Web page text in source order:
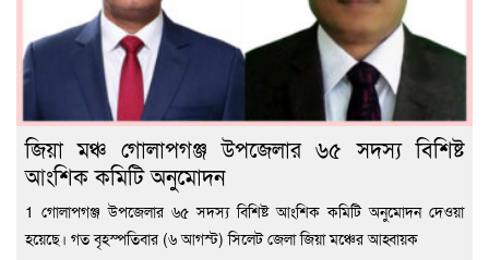
জিয়া মঞ্চ গোলাপগঞ্জ উপজেলার ৬৫ সদস্য বিশিষ্ট
আংশিক কমিটি অনুমোদন
1 গোলাপগঞ্জ উপজেলার ৬৫ সদস্য বিশিষ্ট আংশিক কমিটি অনুমোদন দেওয়া
হয়েছে। গত বৃহস্পতিবার (৬ আগস্ট) সিলেট জেলা জিয়া মঞ্চের আহ্বায়ক